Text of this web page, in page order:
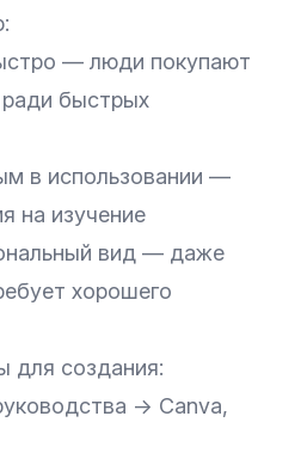
— люди покупают
быстрых
в использовании —
на изучение
вид — даже
хорошего
для создания:
→ Canva,